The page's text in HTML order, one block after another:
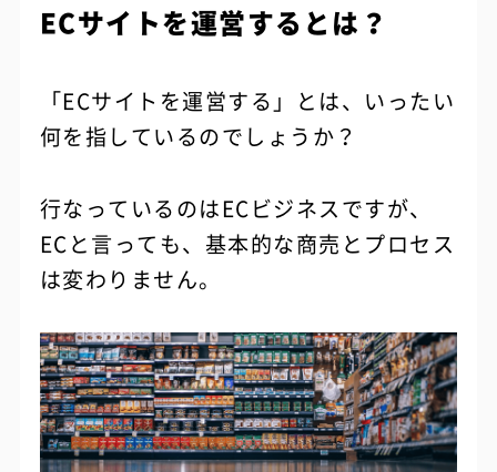
ECサイトを運営するとは？
「ECサイトを運営する」とは、いったい
何を指しているのでしょうか？
行なっているのはECビジネスですが、
ECと言っても、基本的な商売とプロセス
は変わりません。